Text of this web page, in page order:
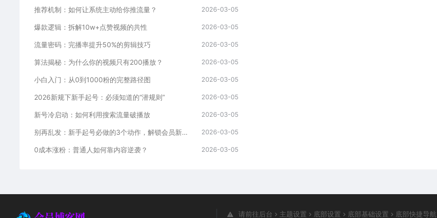
推荐机制：如何让系统主动给你推流量？ 2026-03-05
爆款逻辑：拆解10w+点赞视频的共性 2026-03-05
流量密码：完播率提升50%的剪辑技巧 2026-03-05
算法揭秘：为什么你的视频只有200播放？ 2026-03-05
小白入门：从0到1000粉的完整路径图 2026-03-05
2026新规下新手起号：必须知道的“潜规则” 2026-03-05
新号冷启动：如何利用搜索流量破播放 2026-03-05
别再乱发：新手起号必做的3个动作，解锁会员新媒体 2026-03-05
0成本涨粉：普通人如何靠内容逆袭？ 2026-03-05
请前往后台 主题设置 底部设置 底部基础设置 底部快捷导